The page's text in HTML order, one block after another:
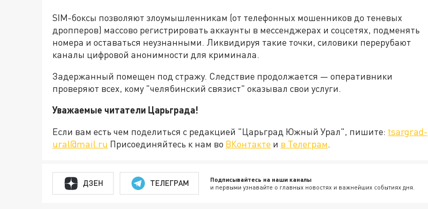
SIM-боксы позволяют злоумышленникам (от телефонных мошенников до теневых
дропперов) массово регистрировать аккаунты в мессенджерах и соцсетях, подменять
номера и оставаться неузнанными. Ликвидируя такие точки, силовики перерубают
каналы цифровой анонимности для криминала.
Задержанный помещен под стражу. Следствие продолжается — оперативники
проверяют всех, кому "челябинский связист" оказывал свои услуги.
Уважаемые читатели Царьграда!
Если вам есть чем поделиться с редакцией "Царьград Южный Урал", пишите: tsargrad-
ural@mail.ru Присоединяйтесь к нам во ВКонтакте и в Телеграм.
ДЗЕН ТЕЛЕГРАМ Подписывайтесь на наши каналы
и первыми узнавайте о главных новостях и важнейших событиях дня.